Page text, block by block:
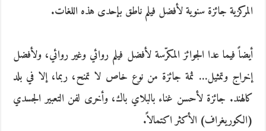
المركزية جائزة سنوية لأفضل فيلم ناطق بإحدى هذه اللغات.
أيضاً فيما عدا الجوائز المكرّسة لأفضل فيلم روائي وغير روائي، ولأفضل
إخراج وتمثيل… ثمة جائزة من نوع خاص لا تمنح، ربما، إلا في بلد
كالهند. جائزة لأحسن غناء بالبلاي باك، وأخرى لفن التعبير الجسدي
(الكوريغراف) الأكثر اكتمالاً.